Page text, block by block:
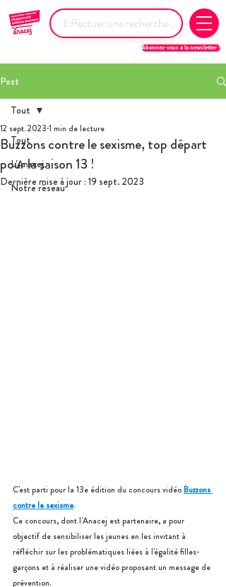
Abonnez-vous à la newsletter !
Post
Tout
L'Anacej
Notre réseau
Tout
Buzzons contre le sexisme, top départ
pour la saison 13 !
12 sept. 2023 1 min de lecture
Dernière mise à jour : 19 sept. 2023
C'est parti pour la 13e édition du concours vidéo Buzzons
contre le sexisme.
Ce concours, dont l'Anacej est partenaire, a pour
objectif de sensibiliser les jeunes en les invitant à
réfléchir sur les problématiques liées à l'égalité filles-
garçons et à réaliser une vidéo proposant un message de
prévention.